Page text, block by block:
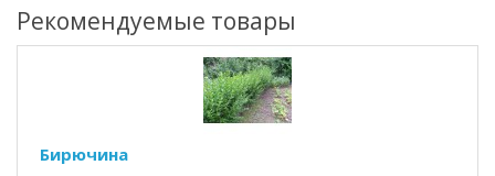
Рекомендуемые товары
Бирючина